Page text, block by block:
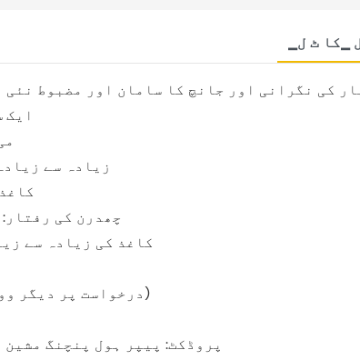
▁کا ٹ ل
▁ایک س.
▁می
زیادہ سے زیادہ
کاغذ کا
چھدرن کی رفتار: 7800 پنچ اوقات / گھنٹہ تک
کاغذ کی زیادہ سے زیادہ
پاور: 3PH 380V 50HZ (درخواست پر دیگر وولٹیج)
پروڈکٹ: پیپر ہول پنچنگ